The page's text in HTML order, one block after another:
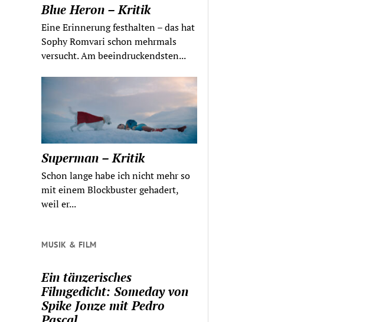
Blue Heron – Kritik
Eine Erinnerung festhalten – das hat
Sophy Romvari schon mehrmals
versucht. Am beeindruckendsten...
Superman – Kritik
Schon lange habe ich nicht mehr so
mit einem Blockbuster gehadert,
weil er...
MUSIK & FILM
Ein tänzerisches
Filmgedicht: Someday von
Spike Jonze mit Pedro